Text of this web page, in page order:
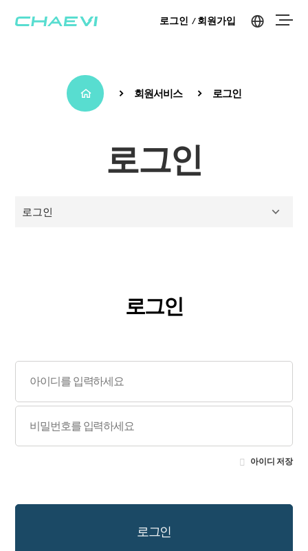
로그인 회원가입
회원서비스 로그인
로그인
로그인
로그인
아이디 저장
로그인